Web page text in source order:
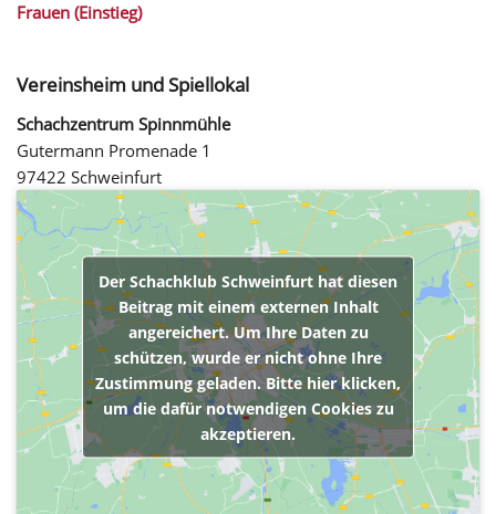
Frauen (Einstieg)
Vereinsheim und Spiellokal
Schachzentrum Spinnmühle
Gutermann Promenade 1
97422 Schweinfurt
Der Schachklub Schweinfurt hat diesen
Beitrag mit einem externen Inhalt
angereichert. Um Ihre Daten zu
schützen, wurde er nicht ohne Ihre
Zustimmung geladen. Bitte hier klicken,
um die dafür notwendigen Cookies zu
akzeptieren.